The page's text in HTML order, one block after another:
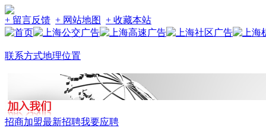
+ 留言反馈 + 网站地图 + 收藏本站
联系方式地理位置
招商加盟最新招聘我要应聘